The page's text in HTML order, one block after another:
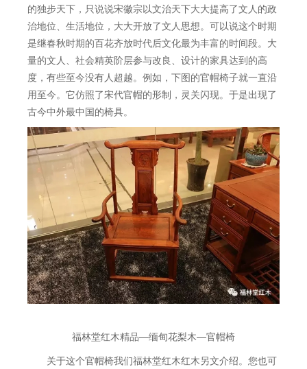
的独步天下，只说说宋徽宗以文治天下大大提高了文人的政
治地位、生活地位，大大开放了文人思想。可以说这个时期
是继春秋时期的百花齐放时代后文化最为丰富的时间段。大
量的文人、社会精英阶层参与改良、设计的家具达到的高
度，有些至今没有人超越。例如，下图的官帽椅子就一直沿
用至今。它仿照了宋代官帽的形制，灵关闪现。于是出现了
古今中外最中国的椅具。
福林堂红木精品—缅甸花梨木—官帽椅
关于这个官帽椅我们福林堂红木红木另文介绍。您也可